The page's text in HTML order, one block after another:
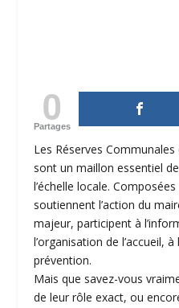
0
Partages
Les Réserves
sont un maillon essentiel
l’échelle locale.
soutiennent l’action du
majeur, participent à
l’organisation de l’accueil,
prévention.
Mais que savez-vous
de leur rôle exact, ou